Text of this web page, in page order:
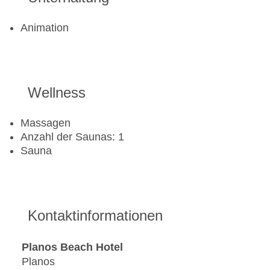
Animation
Wellness
Massagen
Anzahl der Saunas: 1
Sauna
Kontaktinformationen
Planos Beach Hotel
Planos